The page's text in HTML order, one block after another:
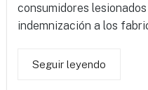
consumidores
indemnización a los
Seguir leyendo